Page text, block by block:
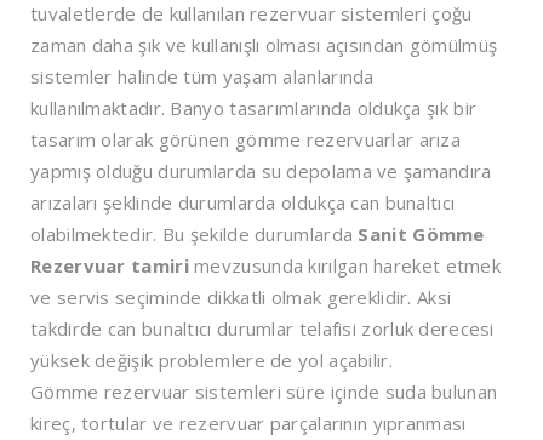
tuvaletlerde de kullanılan rezervuar sistemleri çoğu
zaman daha şık ve kullanışlı olması açısından gömülmüş
sistemler halinde tüm yaşam alanlarında
kullanılmaktadır. Banyo tasarımlarında oldukça şık bir
tasarım olarak görünen gömme rezervuarlar arıza
yapmış olduğu durumlarda su depolama ve şamandıra
arızaları şeklinde durumlarda oldukça can bunaltıcı
olabilmektedir. Bu şekilde durumlarda Sanit Gömme
Rezervuar tamirimevzusunda kırılgan hareket etmek
ve servis seçiminde dikkatli olmak gereklidir. Aksi
takdirde can bunaltıcı durumlar telafisi zorluk derecesi
yüksek değişik problemlere de yol açabilir.
Gömme rezervuar sistemleri süre içinde suda bulunan
kireç, tortular ve rezervuar parçalarının yıpranması